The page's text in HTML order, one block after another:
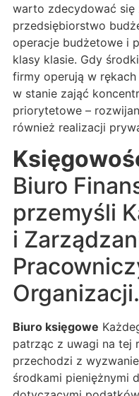
warto zdecydować się
przedsiębiorstwo
operacje budżetowe i
klasy klasie. Gdy
firmy operują w
w stanie zająć
priorytetowe –
również realizacji
Biuro
przemyśli
i
Organizacji.
Biuro księgowe
patrząc z uwagi na tej
przechodzi z
środkami pieniężnymi